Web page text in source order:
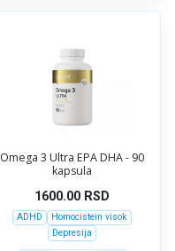
Omega 3 Ultra EPA DHA - 90
kapsula
1600.00 RSD
ADHD
Homocistein visok
Depresija